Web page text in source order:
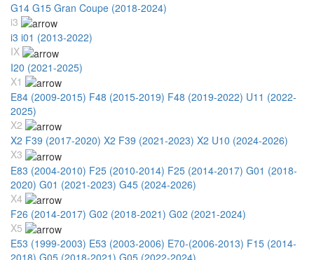
G14 G15 Gran Coupe (2018-2024)
i3
i3 i01 (2013-2022)
IX
I20 (2021-2025)
X1
E84 (2009-2015) F48 (2015-2019) F48 (2019-2022) U11 (2022-
2025)
X2
X2 F39 (2017-2020) X2 F39 (2021-2023) X2 U10 (2024-2026)
X3
E83 (2004-2010) F25 (2010-2014) F25 (2014-2017) G01 (2018-
2020) G01 (2021-2023) G45 (2024-2026)
X4
F26 (2014-2017) G02 (2018-2021) G02 (2021-2024)
X5
E53 (1999-2003) E53 (2003-2006) E70-(2006-2013) F15 (2014-